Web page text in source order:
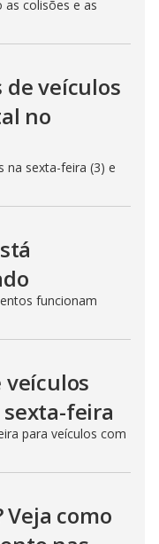
colisões e as
de veículos
no
na sexta-feira (3) e
funcionam
veículos
feira
para veículos com
como